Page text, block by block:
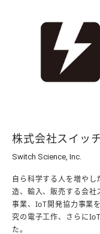
株式会社スイッ
Switch Science, Inc.
自ら科学する人を増や
造、輸入、販売する会社
事業、IoT開発協力事業
究の電子工作、さらに
た。